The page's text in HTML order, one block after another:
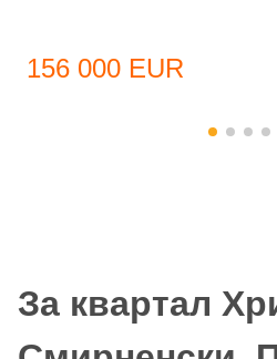
156 000 EUR
За квартал